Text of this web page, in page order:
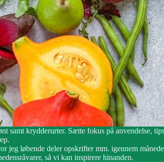
samt krydderurter. Sætte fokus på anvendelse,
jeg løbende deler opskrifter mm. igennem
så vi kan inspirere hinanden.